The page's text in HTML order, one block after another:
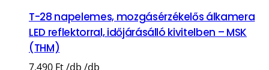
T-28 napelemes, mozgásérzékelős álkamera
LED reflektorral, időjárásálló kivitelben – MSK
(THM)
7.490 Ft